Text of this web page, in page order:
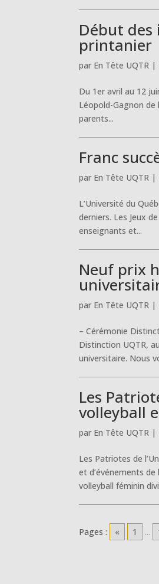
Début
printanier
par En Tête UQTR |
Du 1er avril au 12
Léopold-Gagnon de
parents...
Franc
par En Tête UQTR |
L’Université du
derniers. Les Jeux
enseignants et...
Neuf prix
par En Tête UQTR |
– Cérémonie
Distinction UQTR,
universitaire. Nous
Les
volleyball
par En Tête UQTR |
Les Patriotes de
et d’événements
volleyball féminin
Pages : « 1 ...